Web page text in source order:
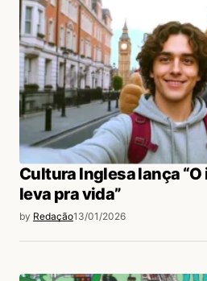
Cultura Inglesa lança
leva pra vida”
by Redação13/01/2026